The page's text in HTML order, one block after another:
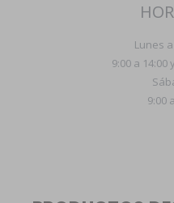
Lunes
9:00 a 14:00
9:00